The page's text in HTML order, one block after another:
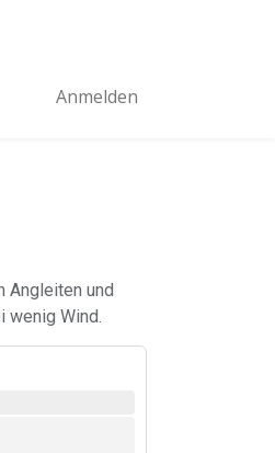
Anmelden
Angleiten und
wenig Wind.